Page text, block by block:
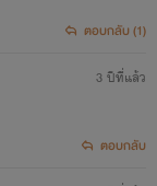
ตอบกลับ (1)
3 ปีที่แล้ว
ตอบกลับ